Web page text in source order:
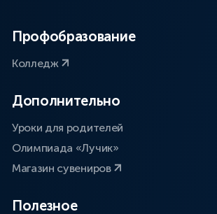
Профобразование
Колледж
Дополнительно
Уроки для родителей
Олимпиада «Лучик»
Магазин сувениров
Полезное